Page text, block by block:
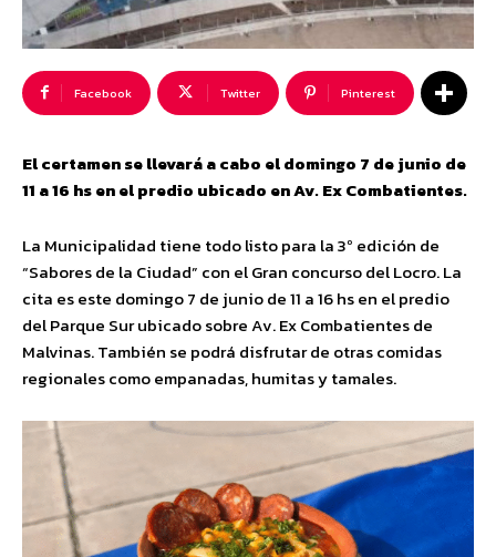
Facebook Twitter Pinterest
El certamen se llevará a cabo el domingo 7 de junio de
11 a 16 hs en el predio ubicado en Av. Ex Combatientes.
La Municipalidad tiene todo listo para la 3º edición de
“Sabores de la Ciudad” con el Gran concurso del Locro. La
cita es este domingo 7 de junio de 11 a 16 hs en el predio
del Parque Sur ubicado sobre Av. Ex Combatientes de
Malvinas. También se podrá disfrutar de otras comidas
regionales como empanadas, humitas y tamales.